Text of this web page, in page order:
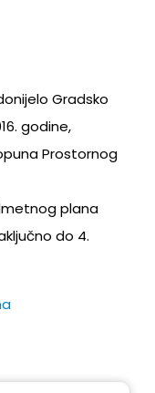
Gradsko
godine,
Prostornog
plana
do 4.